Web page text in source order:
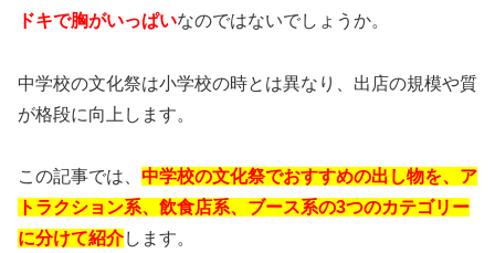
ドキで胸がいっぱいなのではないでしょうか。
中学校の文化祭は小学校の時とは異なり、出店の規模や質
が格段に向上します。
この記事では、 中学校の文化祭でおすすめの出し物を、ア
トラクション系、飲食店系、ブース系の3つのカテゴリー
に分けて紹介します。